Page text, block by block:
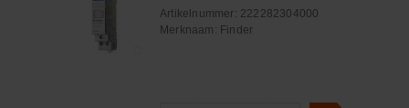
Artikelnummer: 222282304000
Merknaam: Finder